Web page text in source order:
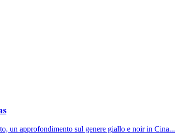
un approfondimento sul genere giallo e noir in Cina...